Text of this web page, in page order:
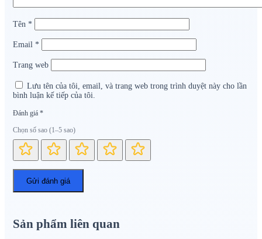
Tên *
Email *
Trang web
Lưu tên của tôi, email, và trang web trong trình duyệt này cho lần
bình luận kế tiếp của tôi.
Đánh giá *
Chọn số sao (1–5 sao)
Sản phẩm liên quan